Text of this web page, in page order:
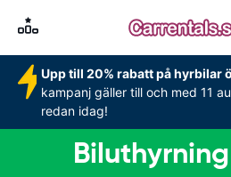
Upp till 20% rabatt på hyrbilar
kampanj gäller till och med 11
redan idag!